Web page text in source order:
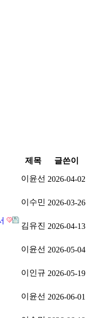
제목 글쓴이
이윤선 2026-04-02
이수민 2026-03-26
김유진 2026-04-13
이윤선 2026-05-04
이인규 2026-05-19
이윤선 2026-06-01